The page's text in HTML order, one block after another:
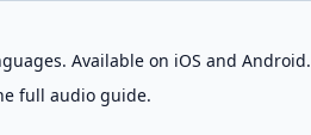
Available on iOS and Android.
full audio guide.